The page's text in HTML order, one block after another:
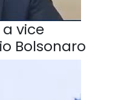
vice
Bolsonaro